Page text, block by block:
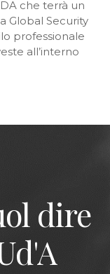
che terrà un
Global Security
professionale
all’interno
dire